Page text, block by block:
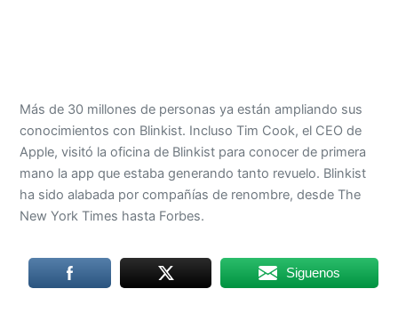
Más de 30 millones de personas ya están ampliando sus
conocimientos con Blinkist. Incluso Tim Cook, el CEO de
Apple, visitó la oficina de Blinkist para conocer de primera
mano la app que estaba generando tanto revuelo. Blinkist
ha sido alabada por compañías de renombre, desde The
New York Times hasta Forbes.
Siguenos